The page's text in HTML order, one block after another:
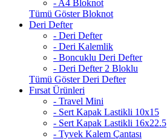
- A4 Bloknot
Tümü Göster Bloknot
Deri Defter
- Deri Defter
- Deri Kalemlik
- Boncuklu Deri Defter
- Deri Defter 2 Bloklu
Tümü Göster Deri Defter
Fırsat Ürünleri
- Travel Mini
- Sert Kapak Lastikli 10x15
- Sert Kapak Lastikli 16x22.5
- Tyvek Kalem Çantası